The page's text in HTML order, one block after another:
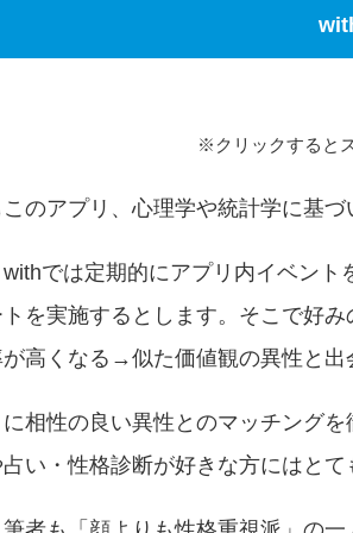
※クリックすると
のアプリ、心理学や統計学に基
では定期的にアプリ内イベン
を実施するとします。そこで好
高くなる→似た価値観の異性と出
相性の良い異性とのマッチング
い・性格診断が好きな方にはとて